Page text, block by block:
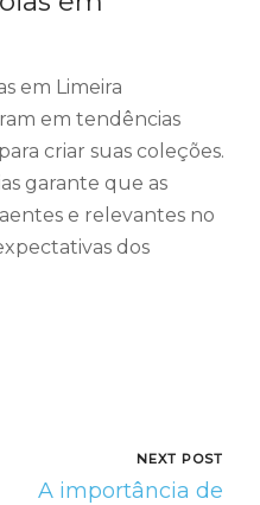
em Limeira
em tendências
criar suas coleções.
garante que as
e relevantes no
dos
NEXT POST
A importância de